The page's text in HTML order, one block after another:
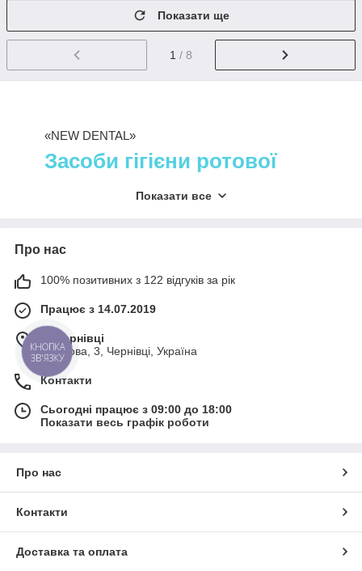
Показати ще
1 / 8
«NEW DENTAL»
Засоби гігієни ротової
компаній на сайті New Dental.
оптимальною ціною без переплат.
В КАТАЛОГ!
Гігієна порожнини рота: які засоби
необхідні для підтримки здоров’я зубів
лікаря-стоматолога. Це
Показати все
Про нас
100% позитивних з 122 відгуків за рік
Працює з 14.07.2019
м. Чернівці
Поштова, 3, Чернівці, Україна
Контакти
Сьогодні працює з 09:00 до 18:00
Показати весь графік роботи
Про нас
Контакти
Доставка та оплата
КНОПКА
ЗВ'ЯЗКУ